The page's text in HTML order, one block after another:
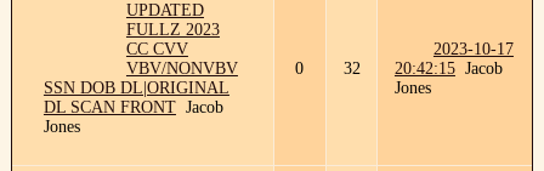
UPDATED
FULLZ 2023
CC CVV
VBV/NONVBV
SSN DOB DL|ORIGINAL
DL SCAN FRONT Jacob
Jones
0 32
2023-10-17
20:42:15 Jacob
Jones